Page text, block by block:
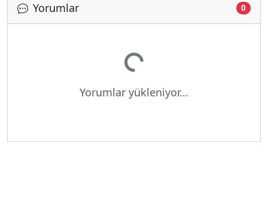
Yorumlar 0
Yükleniyor...
Yorumlar yükleniyor...